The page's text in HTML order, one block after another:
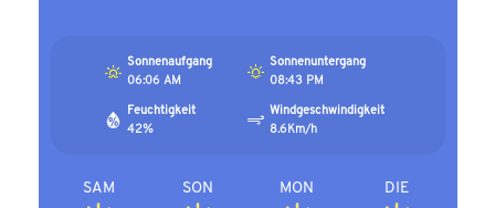
Sonnenaufgang
06:06 AM
Sonnenuntergang
08:43 PM
Feuchtigkeit
42%
Windgeschwindigkeit
8.6Km/h
SAM SON MON DIE